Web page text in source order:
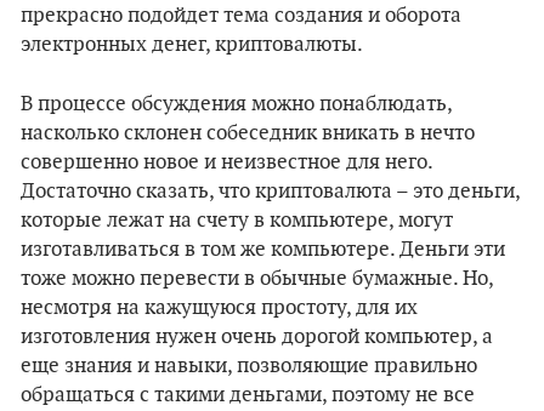
прекрасно подойдет тема создания и оборота
электронных денег, криптовалюты.
В процессе обсуждения можно понаблюдать,
насколько склонен собеседник вникать в нечто
совершенно новое и неизвестное для него.
Достаточно сказать, что криптовалюта – это деньги,
которые лежат на счету в компьютере, могут
изготавливаться в том же компьютере. Деньги эти
тоже можно перевести в обычные бумажные. Но,
несмотря на кажущуюся простоту, для их
изготовления нужен очень дорогой компьютер, а
еще знания и навыки, позволяющие правильно
обращаться с такими деньгами, поэтому не все